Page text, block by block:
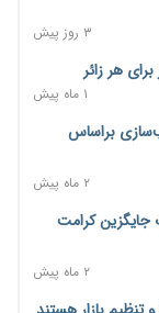
کالاهای
هر روز عمیق‌تر
مشمول پرداخت
پیش‌بینی افزایش تولید برنج؛ نیاز وارداتی کشور به ۵۰۰ هزار تن
۳ روز پیش
۱ ماه پیش
براساس
۲ ماه پیش
جایگزین کرامت
۲ ماه پیش